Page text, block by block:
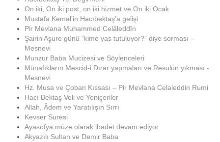
On iki, On iki post, on iki hizmet ve On iki Ocak
Mustafa Kemal’in Hacıbektaş’a gelişi
Pir Mevlana Muhammed Celâleddîn
Şairin Aşure günü “kime yas tutuluyor?” diye sorması –
Mesnevi
Munzur Baba Mucizesi ve Söylenceleri
Münafıkların Mescid-i Dırar yapmaları ve Resulün yıkması -
Mesnevi
Hz. Musa ve Çoban Kıssası – Pir Mevlana Celaleddin Rumi
Hacı Bektaş Veli ve Yeniçeriler
Allah, Âdem ve Yaratılışın Sırrı
Kevser Suresi
Ayasofya müze olarak ibadet devam ediyor
Akyazılı Sultan ve Demir Baba